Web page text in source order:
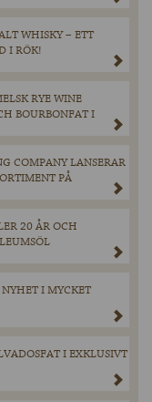
WHISKY – ETT
I RÖK!
RYE WINE
BOURBONFAT I
COMPANY LANSERAR
PÅ
20 ÅR OCH
I MYCKET
I EXKLUSIVT